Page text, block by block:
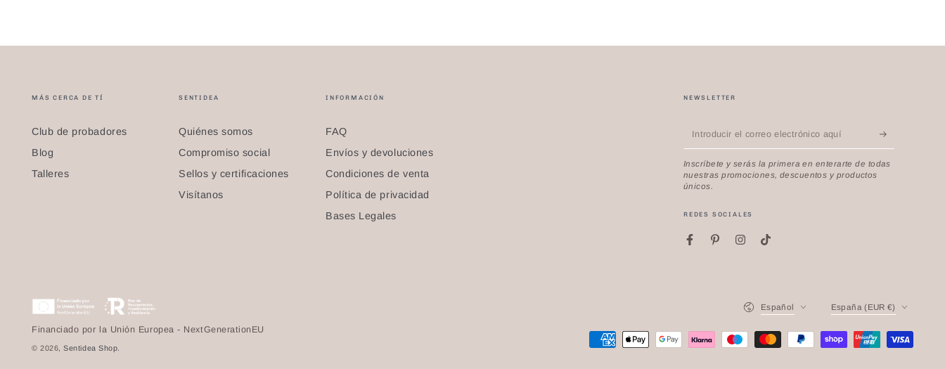
MÁS CERCA DE TÍ
Club de probadores
Blog
Talleres
SENTIDEA
Quiénes somos
Compromiso social
Sellos y certificaciones
Visítanos
INFORMACIÓN
FAQ
Envíos y devoluciones
Condiciones de venta
Política de privacidad
Bases Legales
NEWSLETTER
Introducir
el
correo
electrónico
aquí
Inscríbete y serás la primera en enterarte de todas
nuestras promociones, descuentos y productos
únicos.
REDES SOCIALES
FacebookPinterestInstagramTikTok
Financiado por la Unión Europea - NextGenerationEU
© 2026,Sentidea Shop
Español España (EUR €)